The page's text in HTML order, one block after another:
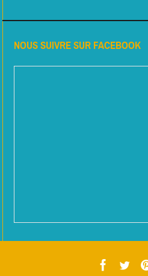
NOUS SUIVRE SUR FACEBOOK